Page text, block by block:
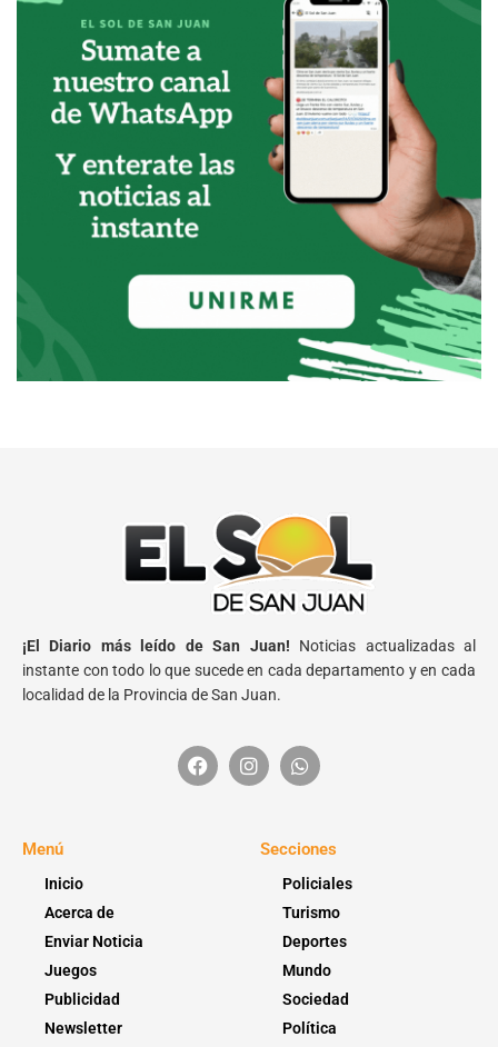
¡El Diario más leído de San Juan! Noticias actualizadas al
instante con todo lo que sucede en cada departamento y en cada
localidad de la Provincia de San Juan.
Menú
Inicio
Acerca de
Enviar Noticia
Juegos
Publicidad
Newsletter
Secciones
Policiales
Turismo
Deportes
Mundo
Sociedad
Política